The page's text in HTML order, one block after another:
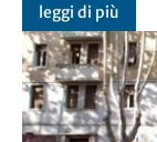
leggi di più